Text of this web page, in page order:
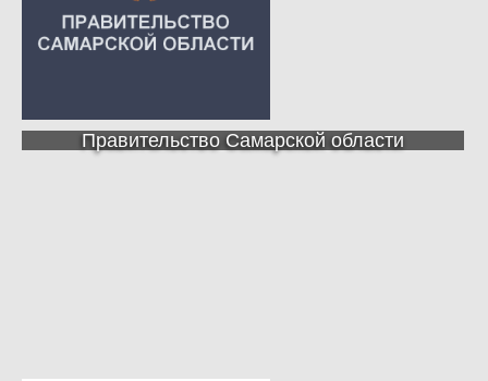
Правительство Самарской области